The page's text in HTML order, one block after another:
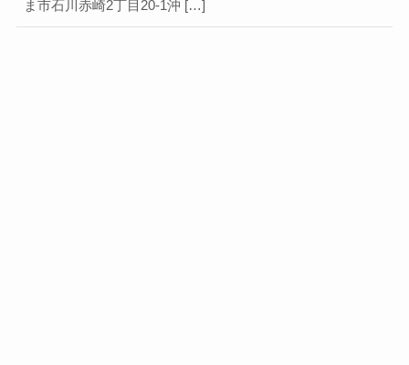
ま市石川赤崎2丁目20-1沖 […]